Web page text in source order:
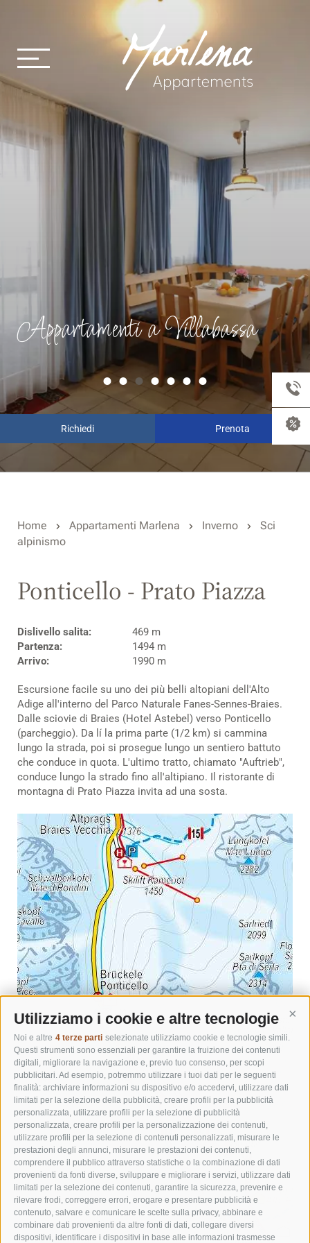
Utilizziamo i cookie e altre tecnologie
Noi e altre 4 terze parti selezionate utilizziamo cookie e tecnologie simili.
Questi strumenti sono essenziali per garantire la fruizione dei contenuti
digitali, migliorare la navigazione e, previo tuo consenso, per scopi
pubblicitari. Ad esempio, potremmo utilizzare i tuoi dati per le seguenti
finalità: archiviare informazioni su dispositivo e/o accedervi, utilizzare dati
limitati per la selezione della pubblicità, creare profili per la pubblicità
personalizzata, utilizzare profili per la selezione di pubblicità
personalizzata, creare profili per la personalizzazione dei contenuti,
utilizzare profili per la selezione di contenuti personalizzati, misurare le
prestazioni degli annunci, misurare le prestazioni dei contenuti,
comprendere il pubblico attraverso statistiche o la combinazione di dati
provenienti da fonti diverse, sviluppare e migliorare i servizi, utilizzare dati
limitati per la selezione dei contenuti, garantire la sicurezza, prevenire e
rilevare frodi, correggere errori, erogare e presentare pubblicità e
contenuto, salvare e comunicare le scelte sulla privacy, abbinare e
combinare dati provenienti da altre fonti di dati, collegare diversi
dispositivi, identificare i dispositivi in base alle informazioni trasmesse
Appartamenti a Villabassa
Richiedi Prenota
Home Appartamenti Marlena Inverno
Sci
alpinismo
Ponticello - Prato Piazza
Dislivello salita:
469 m
Partenza:
1494 m
Arrivo:
1990 m
Escursione facile su uno dei più belli altopiani dell'Alto
Adige all'interno del Parco Naturale Fanes-Sennes-Braies.
Dalle sciovie di Braies (Hotel Astebel) verso Ponticello
(parcheggio). Da lí la prima parte (1/2 km) si cammina
lungo la strada, poi si prosegue lungo un sentiero battuto
che conduce in quota. L'ultimo tratto, chiamato "Auftrieb",
conduce lungo la strado fino all'altipiano. Il ristorante di
montagna di Prato Piazza invita ad una sosta.